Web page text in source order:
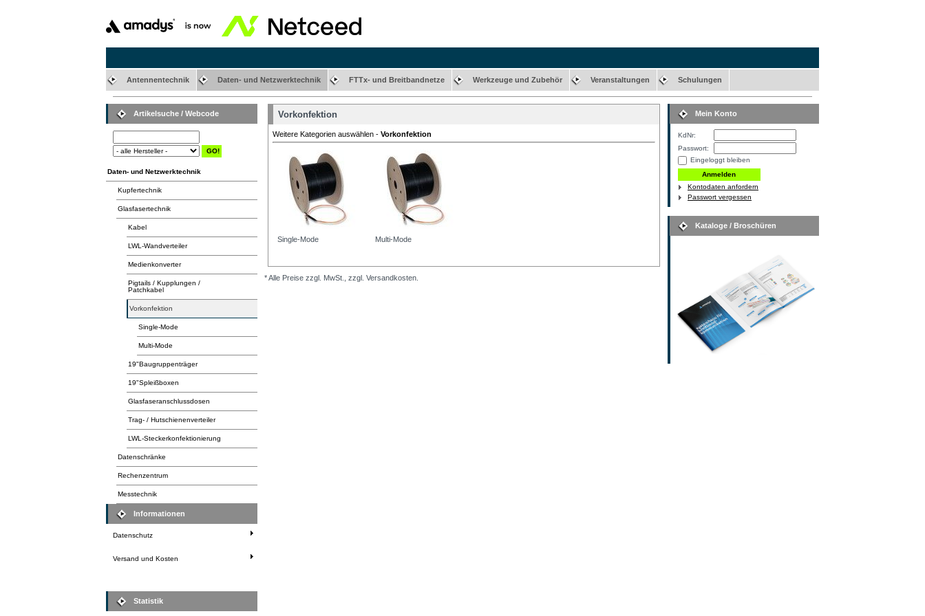
Antennentechnik Daten- und Netzwerktechnik FTTx- und Breitbandnetze Werkzeuge und Zubehör Veranstaltungen Schulungen
Artikelsuche / Webcode
Daten- und Netzwerktechnik
Kupfertechnik
Glasfasertechnik
Kabel
LWL-Wandverteiler
Medienkonverter
Pigtails / Kupplungen /
Patchkabel
Vorkonfektion
Single-Mode
Multi-Mode
19"Baugruppenträger
19"Spleißboxen
Glasfaseranschlussdosen
Trag- / Hutschienenverteiler
LWL-Steckerkonfektionierung
Datenschränke
Rechenzentrum
Messtechnik
Informationen
Datenschutz
Versand und Kosten
Statistik
Mein Konto
KdNr:
Passwort:
Eingeloggt bleiben
Kontodaten anfordern
Passwort vergessen
Kataloge / Broschüren
Vorkonfektion
Weitere Kategorien auswählen - Vorkonfektion
Single-Mode Multi-Mode
* Alle Preise zzgl. MwSt., zzgl. Versandkosten.